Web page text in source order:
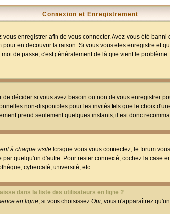
Connexion et Enregistrement
enregistrer afin de vous connecter. Avez-vous été
en découvrir la raison. Si vous vous êtes enregistré et
de passe; c'est généralement de là que vient le
décider si vous avez besoin ou non de vous enregistrer
non-disponibles pour les invités tels que le choix
prend seulement quelques instants; il est donc
à chaque visite lorsque vous vous connectez, le forum
quelqu'un d'autre. Pour rester connecté, cochez la case
cybercafé, université, etc.
dans la liste des utilisateurs en ligne ?
en ligne; si vous choisissez Oui, vous n'apparaîtrez